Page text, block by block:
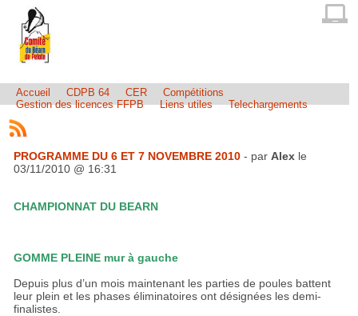
Accueil CDPB 64 CER
Compétitions
Gestion des licences FFPB
Liens utiles Telechargements
PROGRAMME DU 6 ET 7 NOVEMBRE 2010 - parAlex le
03/11/2010 @ 16:31
CHAMPIONNAT DU BEARN
GOMME PLEINE mur à gauche
Depuis plus d’un mois maintenant les parties de poules battent
leur plein et les phases éliminatoires ont désignées les demi-
finalistes.